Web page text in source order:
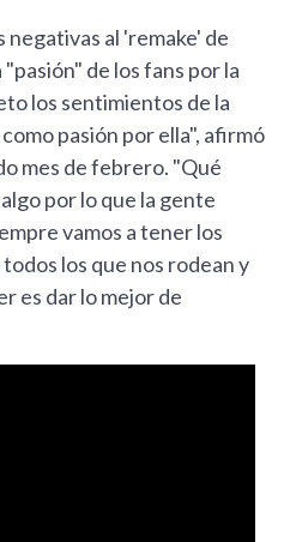
al 'remake' de
de los fans por la
los sentimientos de la
pasión por ella", afirmó
mes de febrero. "Qué
por lo que la gente
vamos a tener los
los que nos rodean y
es dar lo mejor de